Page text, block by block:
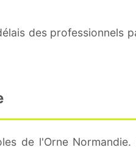
des professionnels
de l'Orne Normandie.